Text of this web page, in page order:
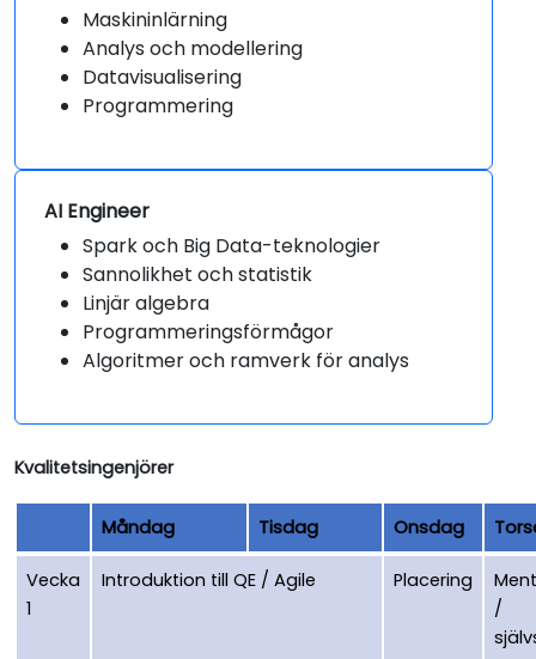
Maskininlärning
Analys och modellering
Datavisualisering
Programmering
AI Engineer
Spark och Big Data-teknologier
Sannolikhet och statistik
Linjär algebra
Programmeringsförmågor
Algoritmer och ramverk för analys
Kvalitetsingenjörer
Måndag Tisdag Onsdag
Vecka
1
Introduktion till QE / Agile Placering
/